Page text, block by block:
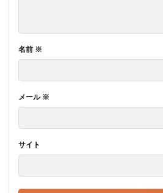
名前 ※
メール ※
サイト